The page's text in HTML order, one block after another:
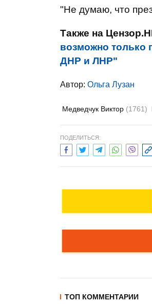
"Не думаю, что
Также на
возможно только
ДНР и ЛНР"
Автор: Ольга Лузан
Медведчук Виктор (1761)
ПОДЕЛИТЬСЯ:
ТОП КОММЕНТАРИИ